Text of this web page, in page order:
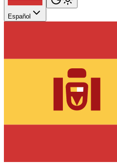
Español